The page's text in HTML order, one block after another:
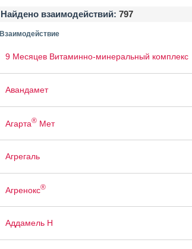
Найдено взаимодействий: 797
Взаимодействие
9 Месяцев Витаминно-минеральный комплекс
Авандамет
Агарта®Мет
Агрегаль
Агренокс®
Аддамель Н